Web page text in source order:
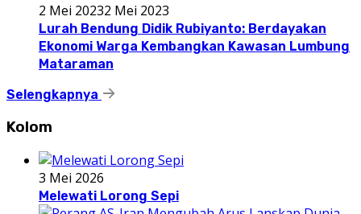
2 Mei 20232 Mei 2023
Lurah Bendung Didik Rubiyanto: Berdayakan
Ekonomi Warga Kembangkan Kawasan Lumbung
Mataraman
Selengkapnya
Kolom
3 Mei 2026
Melewati Lorong Sepi